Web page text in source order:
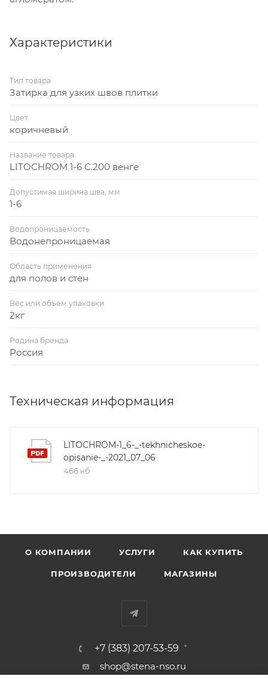
Характеристики
Тип товара
Затирка для узких швов плитки
Цвет
коричневый
Название товара
LITOCHROM 1-6 C.200 венге
Допустимая ширина шва, мм
1-6
Водопроницаемость
Водонепроницаемая
Область применения
для полов и стен
Вес или объем упаковки
2кг
Родина бренда
Россия
Техническая информация
LITOCHROM-1_6-_-tekhnicheskoe-
opisanie-_-2021_07_06
466 кб
О КОМПАНИИ УСЛУГИ КАК КУПИТЬ
ПРОИЗВОДИТЕЛИ МАГАЗИНЫ
+7 (383) 207-53-59
shop@stena-nso.ru